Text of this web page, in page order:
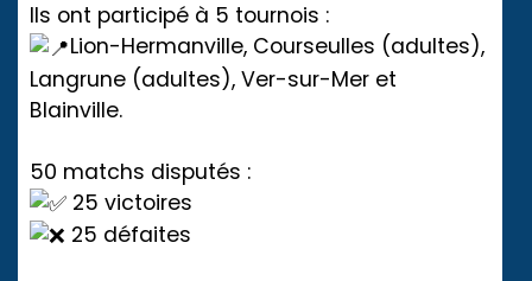
Ils ont participé à 5 tournois :
Lion-Hermanville, Courseulles (adultes),
Langrune (adultes), Ver-sur-Mer et
Blainville.
50 matchs disputés :
25 victoires
25 défaites